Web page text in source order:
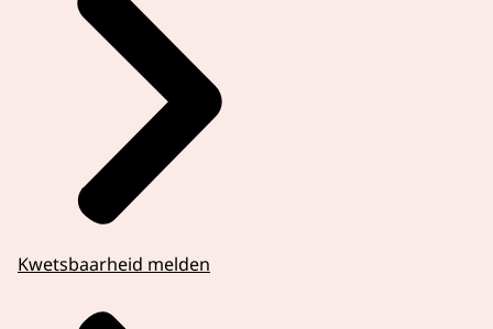
Kwetsbaarheid melden